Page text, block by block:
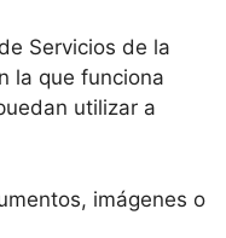
Servicios de la
la que funciona
utilizar a
imágenes o